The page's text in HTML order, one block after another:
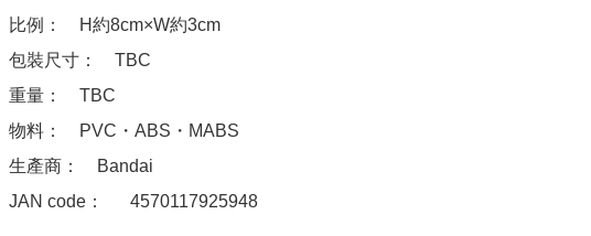
比例：　H約8cm×W約3cm
包裝尺寸：　TBC
重量：　TBC
物料：　PVC・ABS・MABS
生產商：　Bandai
JAN code：　  4570117925948